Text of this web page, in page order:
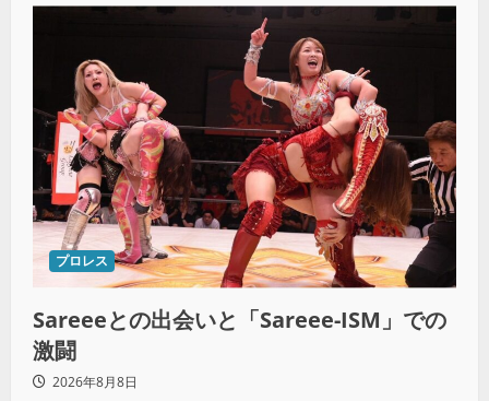
プロレス
Sareeeとの出会いと「Sareee-ISM」での
激闘
2026年8月8日